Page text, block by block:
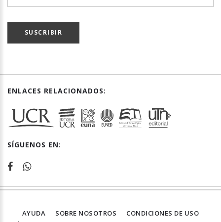
SUSCRIBIR
ENLACES RELACIONADOS:
SÍGUENOS EN:
AYUDA SOBRE NOSOTROS
CONDICIONES DE USO